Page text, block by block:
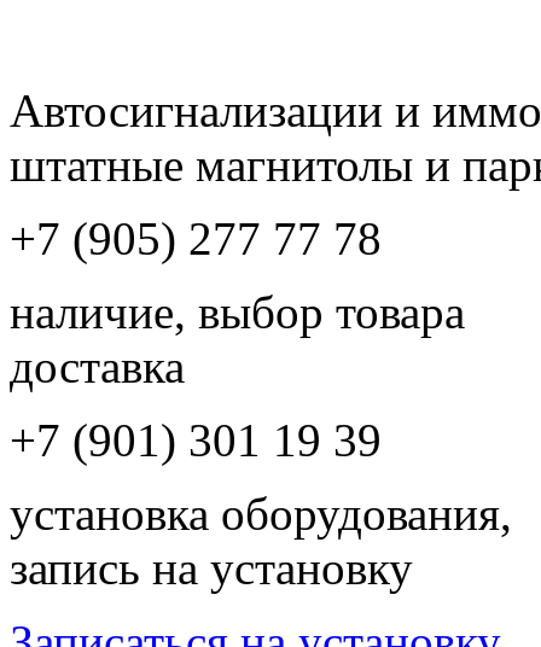
Автосигнализации и
штатные магнитолы и
+7 (905) 277 77 78
наличие, выбор товара
доставка
+7 (901) 301 19 39
установка оборудования,
запись на установку